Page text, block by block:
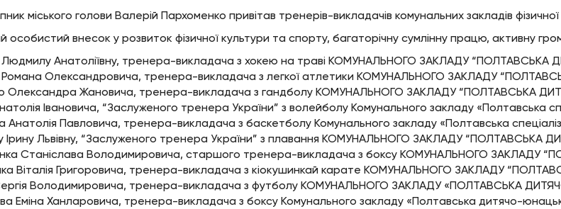
міського голови Валерій Пархоменко привітав тренерів-викладачів комунальних закладів
особистий внесок у розвиток фізичної культури та спорту, багаторічну сумлінну працю, активну
Анатоліївну, тренера-викладача з хокею на траві КОМУНАЛЬНОГО ЗАКЛАДУ
Романа Олександровича, тренера-викладача з легкої атлетики КОМУНАЛЬНОГО ЗАКЛАДУ
Олександра Жановича, тренера-викладача з гандболу КОМУНАЛЬНОГО ЗАКЛАДУ “ПОЛТАВСЬКА
Івановича, “Заслуженого тренера України” з волейболу Комунального закладу «Полтавська
Анатолія Павловича, тренера-викладача з баскетболу Комунального закладу «Полтавська
Ірину Львівну, “Заслуженого тренера України” з плавання КОМУНАЛЬНОГО ЗАКЛАДУ
Станіслава Володимировича, старшого тренера-викладача з боксу КОМУНАЛЬНОГО
Віталія Григоровича, тренера-викладача з кіокушинкай карате КОМУНАЛЬНОГО ЗАКЛАДУ
Володимировича, тренера-викладача з футболу КОМУНАЛЬНОГО ЗАКЛАДУ «ПОЛТАВСЬКА
Еміна Ханларовича, тренера-викладача з боксу Комунального закладу «Полтавська дитячо-